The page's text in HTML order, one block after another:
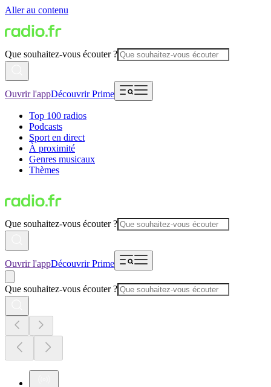
Aller au contenu
Que souhaitez-vous écouter ?
Ouvrir l'appDécouvrir Prime
Top 100 radios
Podcasts
Sport en direct
À proximité
Genres musicaux
Thèmes
Que souhaitez-vous écouter ?
Ouvrir l'appDécouvrir Prime
Que souhaitez-vous écouter ?